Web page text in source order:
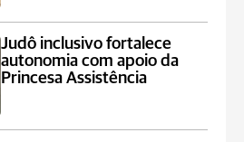
Judô inclusivo fortalece
autonomia com apoio da
Princesa Assistência